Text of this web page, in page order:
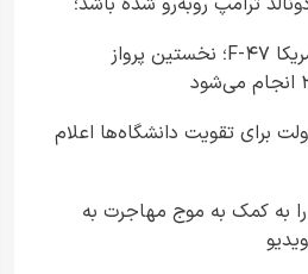
می‌زند
جنگنده نسل ششم آمریکا F-۴۷؛ نخستین پرواز
برای تقویت دانشگاه‌ها اعلام
به کمک به موج مهاجرت به